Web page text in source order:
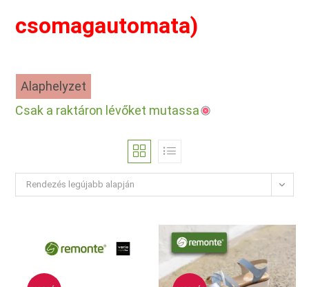
csomagautomata)
Alaphelyzet
Csak a raktáron lévőket mutassa
Rendezés legújabb alapján